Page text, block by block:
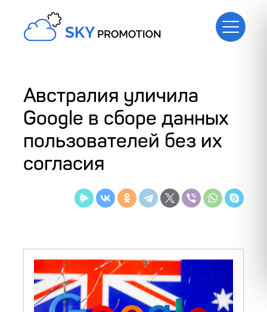
Австралия уличила
Google в сборе данных
пользователей без их
согласия